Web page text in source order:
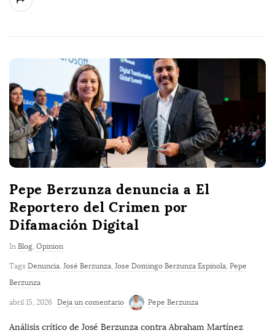
Pepe Berzunza denuncia a El
Reportero del Crimen por
Difamación Digital
In Blog Opinion
Tags Denuncia José Berzunza Jose Domingo Berzunza Espinola Pepe
Berzunza
abril 15, 2026 Deja un comentario Pepe Berzunza
Análisis crítico de José Berzunza contra Abraham Martínez